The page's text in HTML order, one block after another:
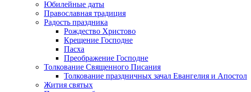
Юбилейные даты
Православная традиция
Радость праздника
Рождество Христово
Крещение Господне
Пасха
Преображение Господне
Толкование Священного Писания
Толкование праздничных зачал Евангелия и Апостол
Жития святых